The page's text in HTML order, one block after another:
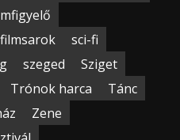
sci-fi
szeged
Sziget
Trónok harca
Tánc
Zene